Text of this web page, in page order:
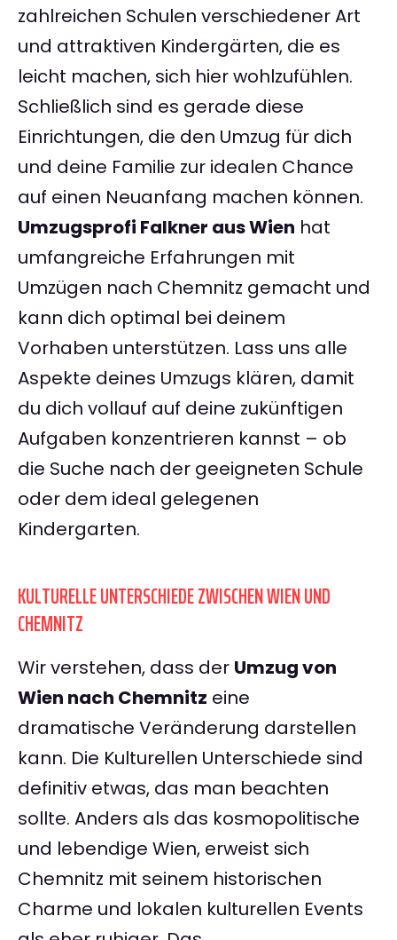
zahlreichen Schulen verschiedener Art
und attraktiven Kindergärten, die es
leicht machen, sich hier wohlzufühlen.
Schließlich sind es gerade diese
Einrichtungen, die den Umzug für dich
und deine Familie zur idealen Chance
auf einen Neuanfang machen können.
Umzugsprofi Falkner aus Wien hat
umfangreiche Erfahrungen mit
Umzügen nach Chemnitz gemacht und
kann dich optimal bei deinem
Vorhaben unterstützen. Lass uns alle
Aspekte deines Umzugs klären, damit
du dich vollauf auf deine zukünftigen
Aufgaben konzentrieren kannst – ob
die Suche nach der geeigneten Schule
oder dem ideal gelegenen
Kindergarten.
KULTURELLE UNTERSCHIEDE ZWISCHEN WIEN UND
CHEMNITZ
Wir verstehen, dass der Umzug von
Wien nach Chemnitz eine
dramatische Veränderung darstellen
kann. Die Kulturellen Unterschiede sind
definitiv etwas, das man beachten
sollte. Anders als das kosmopolitische
und lebendige Wien, erweist sich
Chemnitz mit seinem historischen
Charme und lokalen kulturellen Events